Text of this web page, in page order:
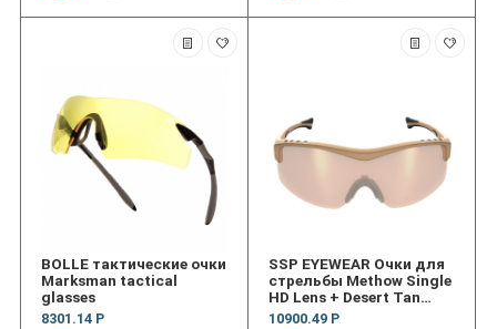
BOLLE тактические очки
Marksman tactical
glasses
8301.14 Р
SSP EYEWEAR Очки для
стрельбы Methow Single
HD Lens + Desert Tan
Frame + XHD Case
10900.49 Р